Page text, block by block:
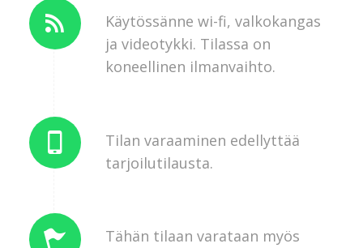
Käytössänne wi-fi, valkokangas
ja videotykki. Tilassa on
koneellinen ilmanvaihto.
Tilan varaaminen edellyttää
tarjoilutilausta.
Tähän tilaan varataan myös